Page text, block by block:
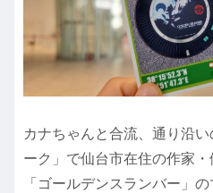
カナちゃんと合流、通り沿
ーク」で仙台市在住の作家
「ゴールデンスランバー」